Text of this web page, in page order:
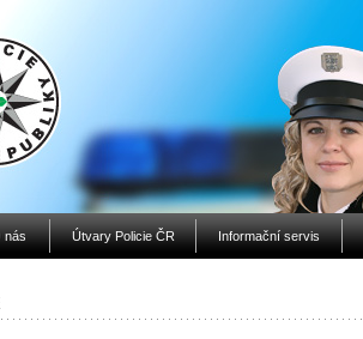
nás Útvary Policie ČR Informační servis